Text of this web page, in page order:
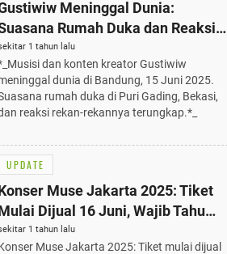
Meninggal Dunia:
Rumah Duka dan Reaksi
Terungkap 15 Juni 2025
1 tahun lalu
dan konten kreator Gustiwiw
dunia di Bandung, 15 Juni 2025.
rumah duka di Puri Gading, Bekasi,
reaksi rekan-rekannya terungkap.*_
UPDATE
Muse Jakarta 2025: Tiket
Dijual 16 Juni, Wajib Tahu
1 tahun lalu
Muse Jakarta 2025: Tiket mulai dijual